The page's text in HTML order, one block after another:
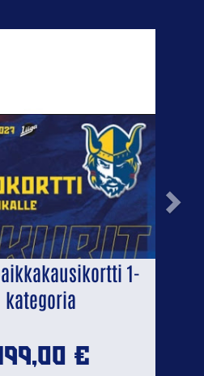
1-
kategoria
€